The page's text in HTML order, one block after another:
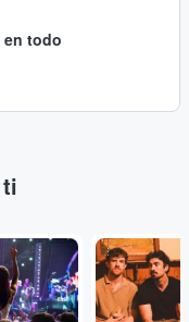
en todo
...